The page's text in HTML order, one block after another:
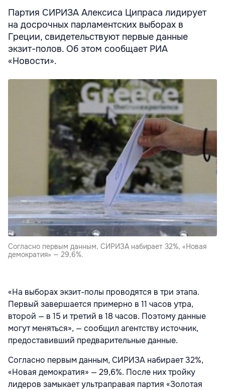
Партия СИРИЗА Алексиса Ципраса лидирует
на досрочных парламентских выборах в
Греции, свидетельствуют первые данные
экзит-полов. Об этом сообщает РИА
«Новости».
Согласно первым данным, СИРИЗА набирает 32%, «Новая
демократия» — 29,6%.
«На выборах экзит-полы проводятся в три этапа.
Первый завершается примерно в 11 часов утра,
второй — в 15 и третий в 18 часов. Поэтому данные
могут меняться», — сообщил агентству источник,
предоставивший предварительные данные.
Согласно первым данным, СИРИЗА набирает 32%,
«Новая демократия» — 29,6%. После них тройку
лидеров замыкает ультраправая партия «Золотая